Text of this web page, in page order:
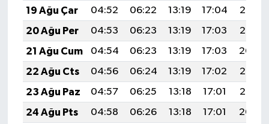
19 Ağu Çar
04:52 06:22 13:19 17:04
20:07
20 Ağu Per
04:53 06:23 13:19 17:03
20:06
21 Ağu Cum
04:54 06:23 13:19 17:03
20:04
22 Ağu Cts
04:56 06:24 13:19 17:02
20:03
23 Ağu Paz
04:57 06:25 13:18 17:01
20:02
24 Ağu Pts
04:58 06:26 13:18 17:01
20:00